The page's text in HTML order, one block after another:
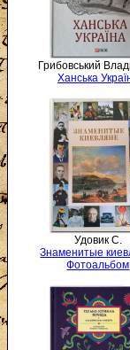
Грибовський
Ханська
Удовик С.
Знаменитые
Фотоальбом